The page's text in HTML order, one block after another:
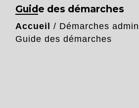
Guide des démarches
Accueil / Démarches
Guide des démarches